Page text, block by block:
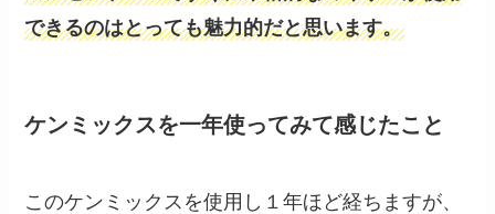
できるのはとっても魅力的だと思います。
ケンミックスを一年使ってみて感じたこと
このケンミックスを使用し１年ほど経ちますが、